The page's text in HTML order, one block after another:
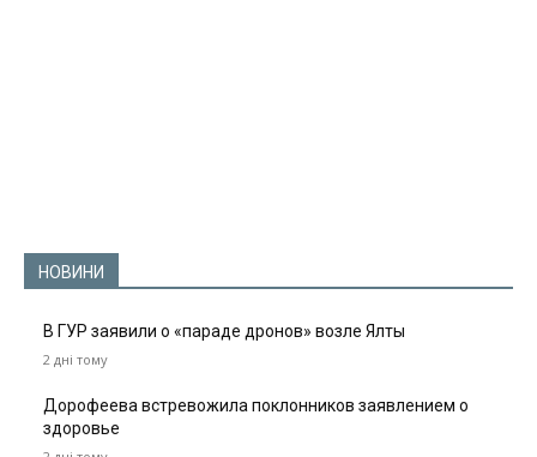
НОВИНИ
В ГУР заявили о «параде дронов» возле Ялты
2 дні тому
Дорофеева встревожила поклонников заявлением о
здоровье